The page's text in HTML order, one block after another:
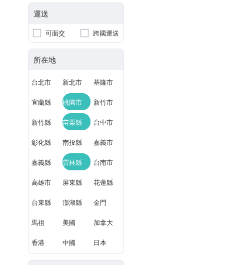
運送
可面交 跨國運送
所在地
台北市 新北市 基隆市
宜蘭縣 桃園市 新竹市
新竹縣 苗栗縣 台中市
彰化縣 南投縣 嘉義市
嘉義縣 雲林縣 台南市
高雄市 屏東縣 花蓮縣
台東縣 澎湖縣 金門
馬祖 美國 加拿大
香港 中國 日本